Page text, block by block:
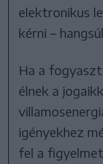
elektronikus
kérni –
Ha a
élnek a
igényekhez
fel a